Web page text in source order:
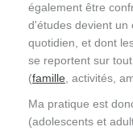
également être
d'études devient un
quotidien, et dont
se reportent sur
(famille , activités,
Ma pratique est
(adolescents et